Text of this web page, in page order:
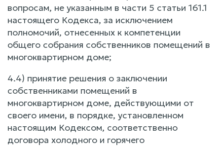
вопросам, не указанным в части 5 статьи 161.1
настоящего Кодекса, за исключением
полномочий, отнесенных к компетенции
общего собрания собственников помещений в
многоквартирном доме;
4.4) принятие решения о заключении
собственниками помещений в
многоквартирном доме, действующими от
своего имени, в порядке, установленном
настоящим Кодексом, соответственно
договора холодного и горячего